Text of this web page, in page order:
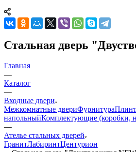
Стальная дверь
Главная
—
Каталог
—
Входные двери
Межкомнатные двериФурнитура
напольныйКомплектующие (коробки,
—
Ателье стальных дверей
ГранитЛабиринтЦентурион